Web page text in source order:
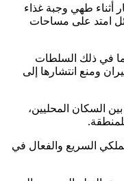
طهي وجبة غذاء
امتد على مساحات
في ذلك السلطات
ومنع انتشارها إلى
السكان المحليين،
السريع والفعال في